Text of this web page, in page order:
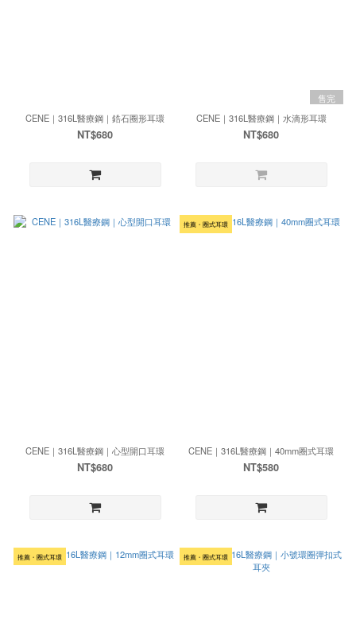
CENE｜316L醫療鋼｜鋯石圈形耳環
NT$680
售完
CENE｜316L醫療鋼｜水滴形耳環
NT$680
CENE｜316L醫療鋼｜心型開口耳環
NT$680
推薦・圈式耳環
CENE｜316L醫療鋼｜40mm圈式耳環
NT$580
推薦・圈式耳環 推薦・圈式耳環